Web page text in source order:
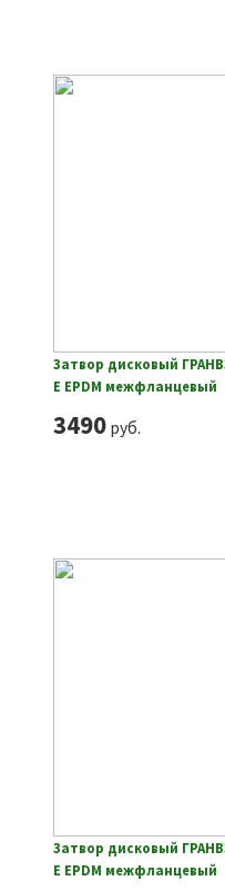
Затвор дисковый
E EPDM межфланцевый
3490руб.
Затвор дисковый
E EPDM межфланцевый